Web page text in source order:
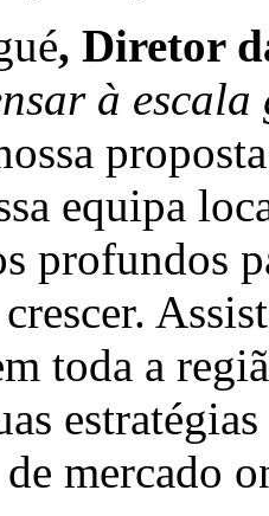
, Diretor
à
equipa
profundos
toda a
mercado